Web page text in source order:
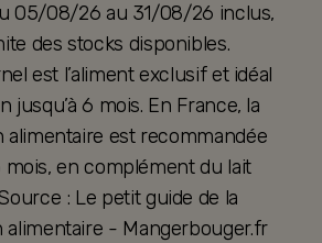
05/08/26 au 31/08/26 inclus,
des stocks disponibles.
est l’aliment exclusif et idéal
jusqu’à 6 mois. En France, la
alimentaire est recommandée
en complément du lait
: Le petit guide de la
alimentaire - Mangerbouger.fr